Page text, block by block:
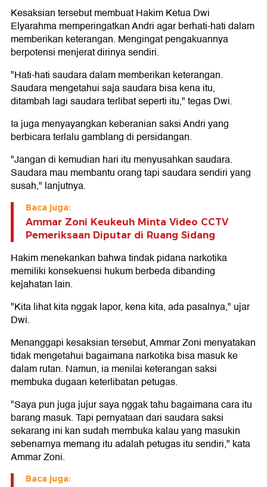
Kesaksian tersebut membuat Hakim Ketua Dwi
Elyarahma memperingatkan Andri agar berhati-hati dalam
memberikan keterangan. Mengingat pengakuannya
berpotensi menjerat dirinya sendiri.
"Hati-hati saudara dalam memberikan keterangan.
Saudara mengetahui saja saudara bisa kena itu,
ditambah lagi saudara terlibat seperti itu," tegas Dwi.
Ia juga menyayangkan keberanian saksi Andri yang
berbicara terlalu gamblang di persidangan.
"Jangan di kemudian hari itu menyusahkan saudara.
Saudara mau membantu orang tapi saudara sendiri yang
susah," lanjutnya.
Baca juga:
Ammar Zoni Keukeuh Minta Video CCTV
Pemeriksaan Diputar di Ruang Sidang
Hakim menekankan bahwa tindak pidana narkotika
memiliki konsekuensi hukum berbeda dibanding
kejahatan lain.
"Kita lihat kita nggak lapor, kena kita, ada pasalnya," ujar
Dwi.
Menanggapi kesaksian tersebut, Ammar Zoni menyatakan
tidak mengetahui bagaimana narkotika bisa masuk ke
dalam rutan. Namun, ia menilai keterangan saksi
membuka dugaan keterlibatan petugas.
"Saya pun juga jujur saya nggak tahu bagaimana cara itu
barang masuk. Tapi pernyataan dari saudara saksi
sekarang ini kan sudah membuka kalau yang masukin
sebenarnya memang itu adalah petugas itu sendiri," kata
Ammar Zoni.
Baca juga: